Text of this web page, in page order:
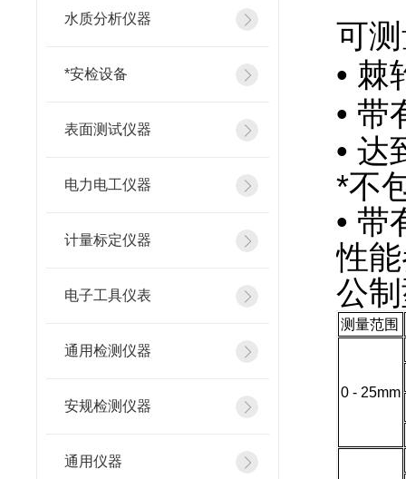
水质分析仪器
*安检设备
表面测试仪器
电力电工仪器
计量标定仪器
电子工具仪表
通用检测仪器
安规检测仪器
通用仪器
可
• 棘
• 带
•达
*不
• 带
性
公
测量范围
0 - 25mm